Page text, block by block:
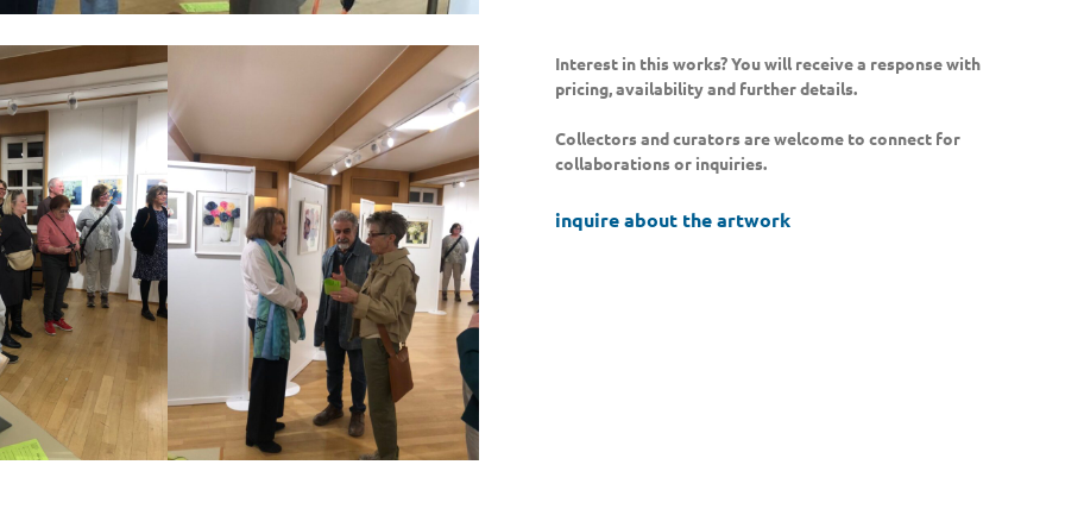
Interest in this works? You will receive a response with
pricing, availability and further details.
Collectors and curators are welcome to connect for
collaborations or inquiries.
inquire about the artwork